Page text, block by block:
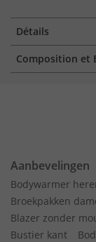
Détails
Composition et
Aanbevelingen
Bodywarmer
Broekpakken
Blazer zonder
Bustier kant